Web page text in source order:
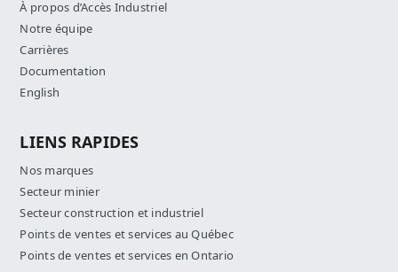
À propos d’Accès Industriel
Notre équipe
Carrières
Documentation
English
LIENS RAPIDES
Nos marques
Secteur minier
Secteur construction et industriel
Points de ventes et services au Québec
Points de ventes et services en Ontario